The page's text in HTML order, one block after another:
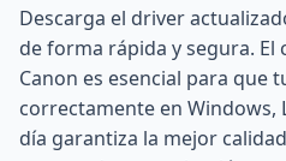
Descarga el driver
de forma rápida y segura.
Canon es esencial para que
correctamente en Windows,
día garantiza la mejor